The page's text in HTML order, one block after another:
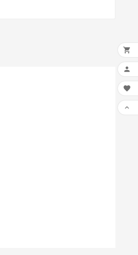



